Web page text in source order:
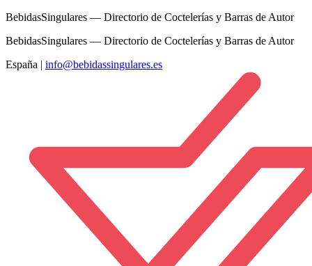
BebidasSingulares — Directorio de Coctelerías y Barras de Autor
BebidasSingulares — Directorio de Coctelerías y Barras de Autor
España | info@bebidassingulares.es